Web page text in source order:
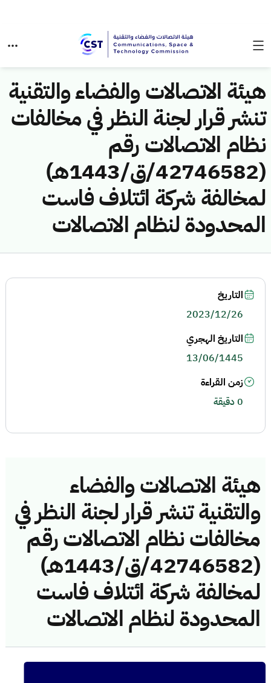
هيئة الاتصالات والفضاء والتقنية
تنشر قرار لجنة النظر في مخالفات
نظام الاتصالات رقم
(42746582/ق/1443هـ)
لمخالفة شركة ائتلاف فاست
المحدودة لنظام الاتصالات
هيئة الاتصالات والفضاء
والتقنية تنشر قرار لجنة النظر في
مخالفات نظام الاتصالات رقم
(42746582/ق/1443هـ)
لمخالفة شركة ائتلاف فاست
المحدودة لنظام الاتصالات
التاريخ
2023/12/26
التاريخ الهجري
13/06/1445
زمن القراءة
0 دقيقة